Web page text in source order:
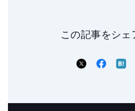
この記事をシェ